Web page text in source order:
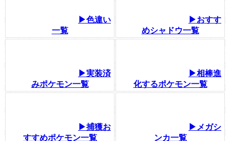
▶色違い
一覧
▶おすす
めシャドウ一覧
▶実装済
みポケモン一覧
▶相棒進
化するポケモン一覧
▶捕獲お
すすめポケモン一覧
▶メガシ
ンカ一覧